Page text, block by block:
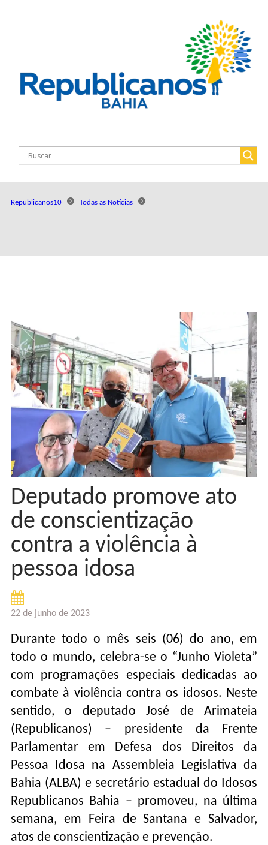
Republicanos10 Todas as Notícias
Deputado promove ato
de conscientização
contra a violência à
pessoa idosa
22 de junho de 2023
Durante todo o mês seis (06) do ano, em
todo o mundo, celebra-se o “Junho Violeta”
com programações especiais dedicadas ao
combate à violência contra os idosos. Neste
sentido, o deputado José de Arimateia
(Republicanos) – presidente da Frente
Parlamentar em Defesa dos Direitos da
Pessoa Idosa na Assembleia Legislativa da
Bahia (ALBA) e secretário estadual do Idosos
Republicanos Bahia – promoveu, na última
semana, em Feira de Santana e Salvador,
atos de conscientização e prevenção.